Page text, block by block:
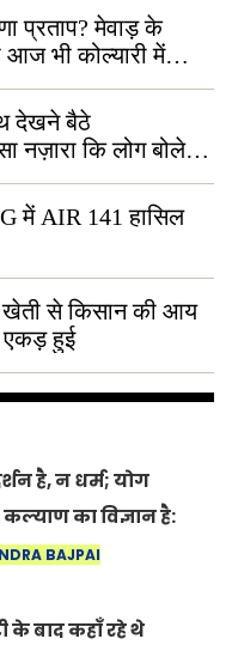
प्रताप? मेवाड़ के
भी कोल्यारी में
देखने बैठे
नज़ारा कि लोग बोले,
में AIR 141 हासिल
खेती से किसान की आय
एकड़ हुई
है, न धर्म; योग
का विज्ञान है:
योग दिवस 2026 पर
BAJPAI
के बाद कहाँ रहे थे